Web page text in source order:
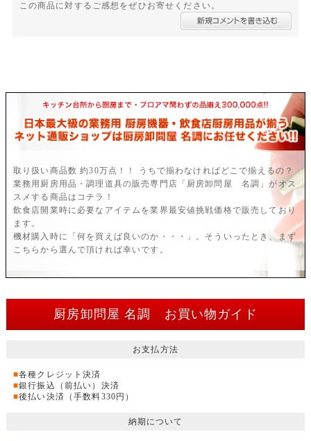
この商品に対するご感想をぜひお寄せください。
取り扱い商品数 約30万点！！ うちで揃わなければどこで揃えるの？
業務用厨房用品・調理道具の販売専門店「厨房卸問屋 名調」がオス
スメする商品はコチラ！
飲食店開業時に必要なアイテムを業界最安値挑戦価格で販売しており
ます。
機材購入時に「何を買えば良いのか・・・」。そういったとき、まず
こちらから選んで頂ければ幸いです。
厨房卸問屋 名調 お買い物ガイド
お支払方法
■各種クレジット決済
■銀行振込（前払い）決済
■後払い決済（手数料330円）
納期について